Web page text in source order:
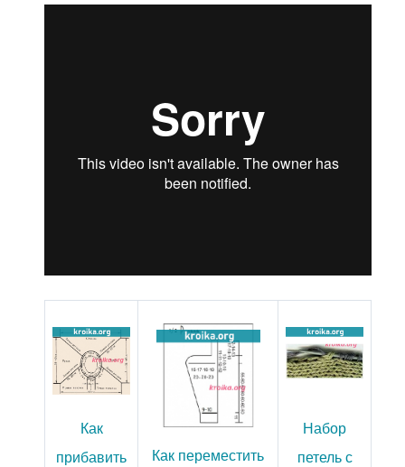
Как
прибавить
Как переместить
Набор
петель с